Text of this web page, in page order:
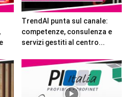
TrendAI punta sul canale:
competenze, consulenza e
servizi gestiti al centro...